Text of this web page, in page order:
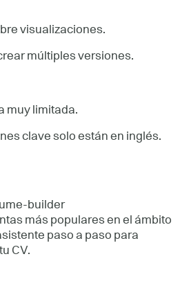
visualizaciones.
múltiples versiones.
muy limitada.
clave solo están en inglés.
builder
más populares en el ámbito
paso a paso para
CV.